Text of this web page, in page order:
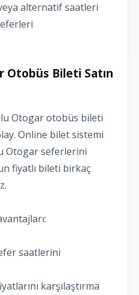
alternatif saatleri
Otobüs Bileti Satın
Otogar otobüs bileti
Online bilet sistemi
Otogar seferlerini
fiyatlı bileti birkaç
saatlerini
karşılaştırma